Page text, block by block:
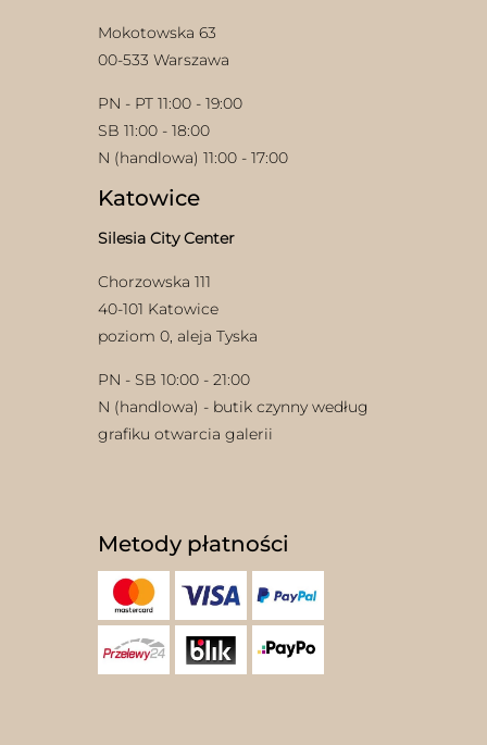
Mokotowska 63
00-533 Warszawa
PN - PT 11:00 - 19:00
SB 11:00 - 18:00
N (handlowa) 11:00 - 17:00
Katowice
Silesia City Center
Chorzowska 111
40-101 Katowice
poziom 0, aleja Tyska
PN - SB 10:00 - 21:00
N (handlowa) - butik czynny według
grafiku otwarcia galerii
Metody płatności